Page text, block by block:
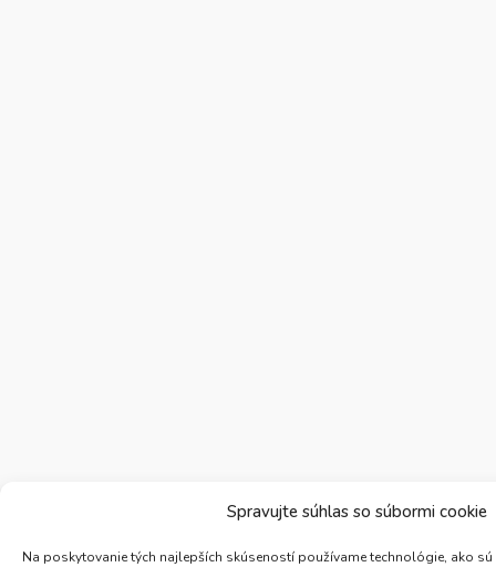
Spravujte súhlas so súbormi cookie
Na poskytovanie tých najlepších skúseností používame technológie, ako